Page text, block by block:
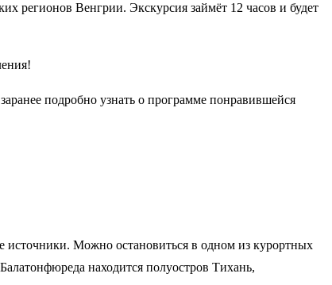
регионов Венгрии. Экскурсия займёт 12 часов и будет
подробно узнать о программе понравившейся
Можно остановиться в одном из курортных
находится полуостров Тихань,